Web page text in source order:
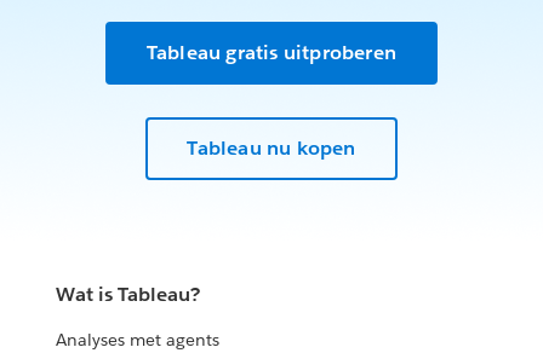
Tableau gratis uitproberen
Tableau nu kopen
Wat is Tableau?
Analyses met agents